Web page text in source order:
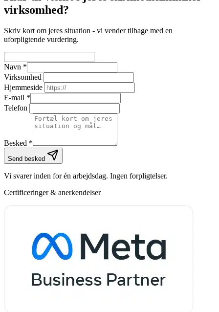
virksomhed?
Skriv kort om jeres situation - vi vender tilbage med en
uforpligtende vurdering.
Navn *
Virksomhed
Hjemmeside
E-mail *
Telefon
Besked *
Send besked
Vi svarer inden for én arbejdsdag. Ingen forpligtelser.
Certificeringer & anerkendelser